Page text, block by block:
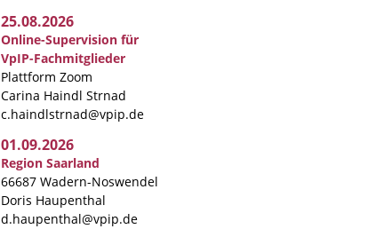
25.08.2026
Online-Supervision für
VpIP-Fachmitglieder
Plattform Zoom
Carina Haindl Strnad
c.haindlstrnad@vpip.de
01.09.2026
Region Saarland
66687 Wadern-Noswendel
Doris Haupenthal
d.haupenthal@vpip.de